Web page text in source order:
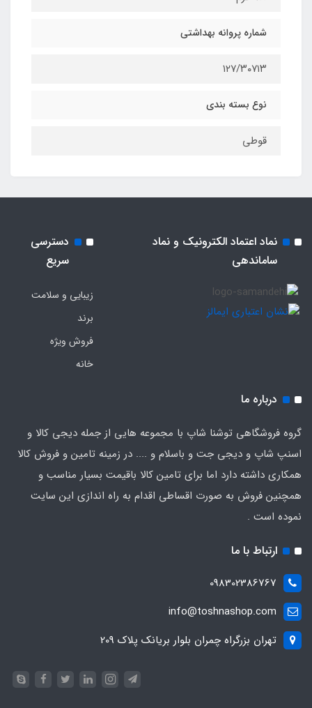
شماره پروانه بهداشتی
۱۲۷/۳۰۷۱۳
نوع بسته بندی
قوطی
نماد اعتماد الکترونیک و نماد
ساماندهی
دسترسی
سریع
زیبایی و سلامت
برند
فروش ویژه
خانه
درباره ما
گروه فروشگاهی توشنا شاپ با مجموعه هایی از جمله دیجی کالا و
اسنپ شاپ و دیجی جت و باسلام و .... در زمینه تامین و فروش کالا
همکاری داشته دارد اما برای تامین کالا باقیمت بسیار مناسب و
همچنین فروش به صورت اقساطی اقدام به راه اندازی این سایت
نموده است .
ارتباط با ما
098302386767
info@toshnashop.com
تهران بزرگراه چمران بلوار بریانک پلاک 209